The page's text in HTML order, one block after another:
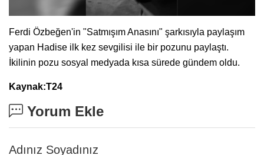
Ferdi Özbeğen'in "Satmışım Anasını" şarkısıyla paylaşım
yapan Hadise ilk kez sevgilisi ile bir pozunu paylaştı.
İkilinin pozu sosyal medyada kısa sürede gündem oldu.
Kaynak:T24
Yorum Ekle
Adınız Soyadınız